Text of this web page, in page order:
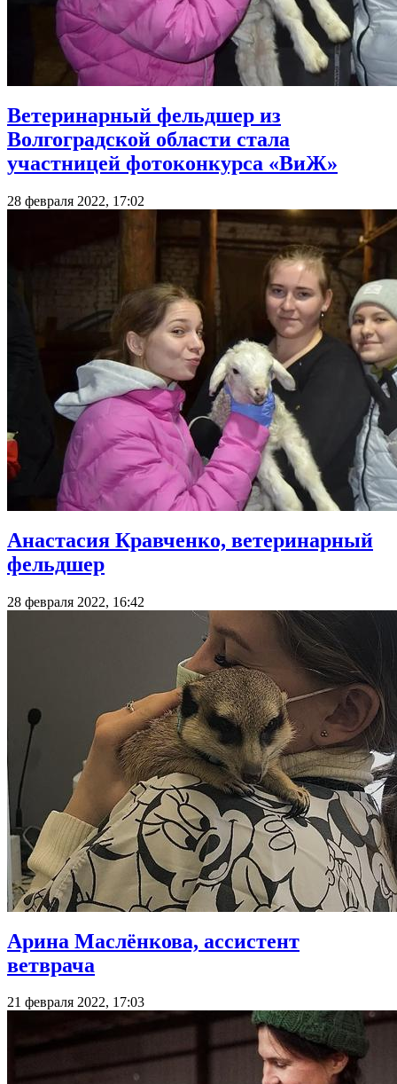
Ветеринарный фельдшер из
Волгоградской области стала
участницей фотоконкурса «ВиЖ»
28 февраля 2022, 17:02
Анастасия Кравченко, ветеринарный
фельдшер
28 февраля 2022, 16:42
Арина Маслёнкова, ассистент
ветврача
21 февраля 2022, 17:03